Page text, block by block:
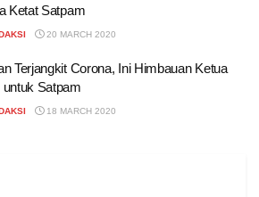
Ketat Satpam
20 MARCH 2020
Terjangkit Corona, Ini Himbauan Ketua
Satpam
18 MARCH 2020